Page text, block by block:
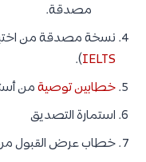
مصدقة.
نسخة مصدقة من
IELTS
).
خطابين توصيةمن
استمارة التصديق
خطاب عرض القبول من